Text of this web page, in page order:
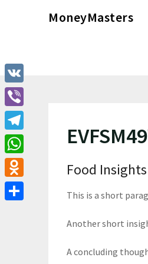
MoneyMasters
Food Insights
This is a short
Another short
A concluding
VK
Viber
Telegram
WhatsApp
Odnoklassniki